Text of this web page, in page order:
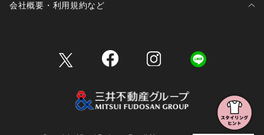
会社概要・利用規約など